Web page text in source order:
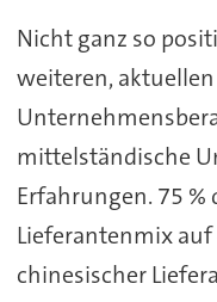
Nicht ganz so
weiteren,
mittelständische
Erfahrungen. 75
Lieferantenmix
chinesischer